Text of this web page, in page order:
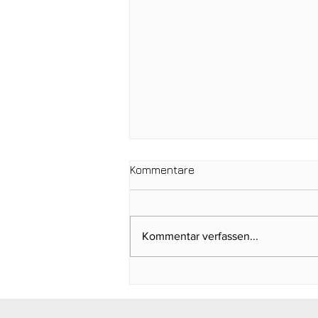
Kommentare
Kommentar verfassen...